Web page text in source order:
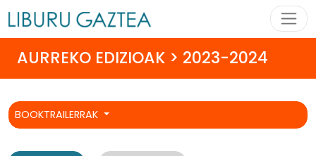
AURREKO EDIZIOAK > 2023-2024
BOOKTRAILERRAK